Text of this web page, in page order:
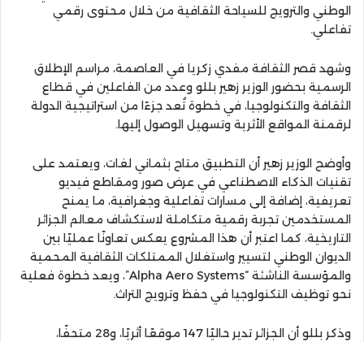
الوطني والترويج للسياحة الثقافية من خلال محتوى رقمي
تفاعلي.
وشهد قصر الثقافة مفدي زكريا في العاصمة، مراسم الإطلاق
الرسمية بحضور الوزير زهير بللو وعدد من الفاعلين في قطاع
الثقافة والتكنولوجيا، في خطوة تُعد جزءًا من استراتيجية الدولة
لرقمنة المواقع الأثرية وتسهيل الوصول إليها.
وأوضح الوزير زهير أن التطبيق متاح بثماني لغات، ويعتمد على
تقنيات الذكاء الاصطناعي في عرض صور ومقاطع فيديو
تعريفية، إضافة إلى مسارات تفاعلية وجغرافية، ما يمنح
المستخدمين تجربة رقمية متكاملة لاستكشاف معالم الجزائر
التاريخية، كما اعتبر أن هذا المشروع يعكس تعاونًا عمليًا بين
الديوان الوطني لتسيير واستغلال الممتلكات الثقافية المحمية
والمؤسسة الناشئة “Alpha Aero Systems”، ويعد خطوة فعلية
نحو توظيف التكنولوجيا في حفظ وترويج التراث.
وذكر بللو أن الجزائر تدير حاليًا 147 موقعًا أثريًا، و28 متحفًا،